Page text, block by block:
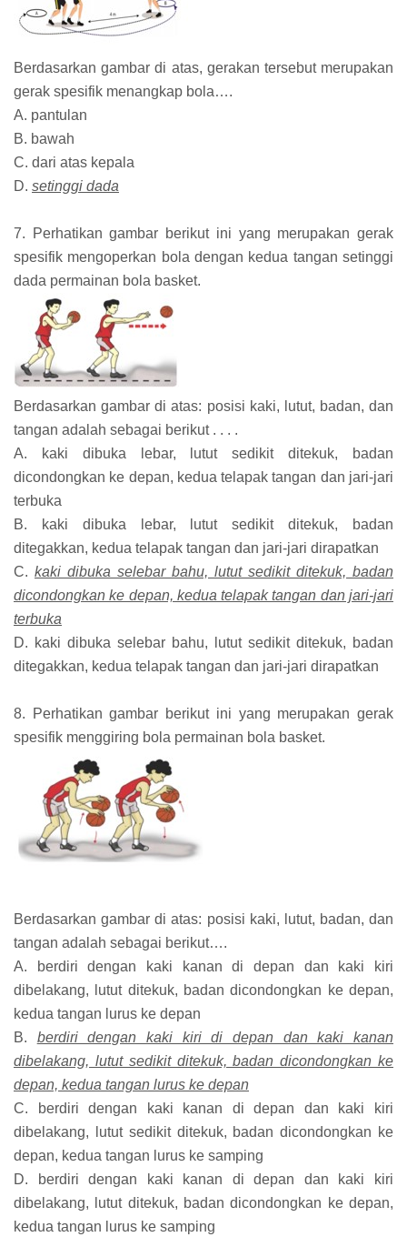
Berdasarkan gambar di atas, gerakan tersebut merupakan
gerak spesifik menangkap bola….
A. pantulan
B. bawah
C. dari atas kepala
D. setinggi dada
7. Perhatikan gambar berikut ini yang merupakan gerak
spesifik mengoperkan bola dengan kedua tangan setinggi
dada permainan bola basket.
Berdasarkan gambar di atas: posisi kaki, lutut, badan, dan
tangan adalah sebagai berikut . . . .
A. kaki dibuka lebar, lutut sedikit ditekuk, badan
dicondongkan ke depan, kedua telapak tangan dan jari-jari
terbuka
B. kaki dibuka lebar, lutut sedikit ditekuk, badan
ditegakkan, kedua telapak tangan dan jari-jari dirapatkan
C. kaki dibuka selebar bahu, lutut sedikit ditekuk, badan
dicondongkan ke depan, kedua telapak tangan dan jari-jari
terbuka
D. kaki dibuka selebar bahu, lutut sedikit ditekuk, badan
ditegakkan, kedua telapak tangan dan jari-jari dirapatkan
8. Perhatikan gambar berikut ini yang merupakan gerak
spesifik menggiring bola permainan bola basket.
Berdasarkan gambar di atas: posisi kaki, lutut, badan, dan
tangan adalah sebagai berikut….
A. berdiri dengan kaki kanan di depan dan kaki kiri
dibelakang, lutut ditekuk, badan dicondongkan ke depan,
kedua tangan lurus ke depan
B. berdiri dengan kaki kiri di depan dan kaki kanan
dibelakang, lutut sedikit ditekuk, badan dicondongkan ke
depan, kedua tangan lurus ke depan
C. berdiri dengan kaki kanan di depan dan kaki kiri
dibelakang, lutut sedikit ditekuk, badan dicondongkan ke
depan, kedua tangan lurus ke samping
D. berdiri dengan kaki kanan di depan dan kaki kiri
dibelakang, lutut ditekuk, badan dicondongkan ke depan,
kedua tangan lurus ke samping